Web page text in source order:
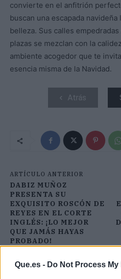
Que.es - Do Not Process
convierte en el anfitrión
buscan una escapada
belleza. Sus calles
plazas se mezclan con la
ambiente acogedor que te
esencia misma de la Navidad.
Atrás
ARTÍCULO ANTERIOR
DABIZ MUÑOZ
PRESENTA SU
EXQUISITO ROSCÓN DE
REYES EN EL CORTE
INGLÉS: ¡LO MEJOR
QUE JAMÁS HAYAS
PROBADO!